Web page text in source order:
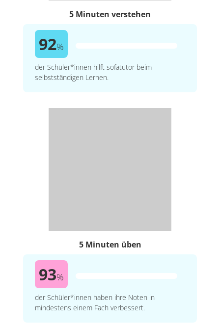
5 Minuten verstehen
92%
der Schüler*innen hilft sofatutor beim
selbstständigen Lernen.
5 Minuten üben
93%
der Schüler*innen haben ihre Noten in
mindestens einem Fach verbessert.